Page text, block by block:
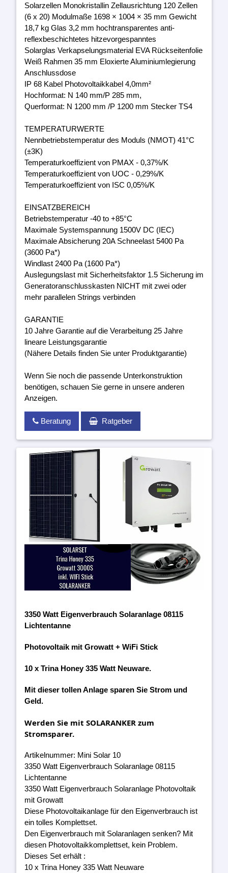
Solarzellen Monokristallin Zellausrichtung 120 Zellen
(6 x 20) Modulmaße 1698 × 1004 × 35 mm Gewicht
18,7 kg Glas 3,2 mm hochtransparentes anti-
reflexbeschichtetes hitzevorgespanntes
Solarglas Verkapselungsmaterial EVA Rückseitenfolie
Weiß Rahmen 35 mm Eloxierte Aluminiumlegierung
Anschlussdose
IP 68 Kabel Photovoltaikkabel 4,0mm²
Hochformat: N 140 mm/P 285 mm,
Querformat: N 1200 mm /P 1200 mm Stecker TS4
TEMPERATURWERTE
Nennbetriebstemperatur des Moduls (NMOT) 41°C
(±3K)
Temperaturkoeffizient von PMAX - 0,37%/K
Temperaturkoeffizient von UOC - 0,29%/K
Temperaturkoeffizient von ISC 0,05%/K
EINSATZBEREICH
Betriebstemperatur -40 to +85°C
Maximale Systemspannung 1500V DC (IEC)
Maximale Absicherung 20A Schneelast 5400 Pa
(3600 Pa*)
Windlast 2400 Pa (1600 Pa*)
Auslegungslast mit Sicherheitsfaktor 1.5 Sicherung im
Generatoranschlusskasten NICHT mit zwei oder
mehr parallelen Strings verbinden
GARANTIE
10 Jahre Garantie auf die Verarbeitung 25 Jahre
lineare Leistungsgarantie
(Nähere Details finden Sie unter Produktgarantie)
Wenn Sie noch die passende Unterkonstruktion
benötigen, schauen Sie gerne in unsere anderen
Anzeigen.
Beratung Ratgeber
3350 Watt Eigenverbrauch Solaranlage 08115
Lichtentanne
Photovoltaik mit Growatt + WiFi Stick
10 x Trina Honey 335 Watt Neuware.
Mit dieser tollen Anlage sparen Sie Strom und
Geld.
Werden Sie mit SOLARANKER zum
Stromsparer.
Artikelnummer: Mini Solar 10
3350 Watt Eigenverbrauch Solaranlage 08115
Lichtentanne
3350 Watt Eigenverbrauch Solaranlage Photovoltaik
mit Growatt
Diese Photovoltaikanlage für den Eigenverbrauch ist
ein tolles Komplettset.
Den Eigenverbrauch mit Solaranlagen senken? Mit
diesen Photovoltaikkomplettset, kein Problem.
Dieses Set erhält :
10 x Trina Honey 335 Watt Neuware